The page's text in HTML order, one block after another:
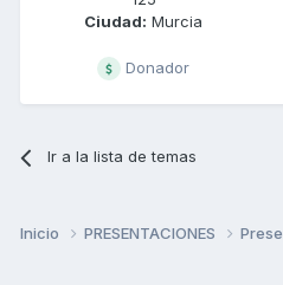
Ciudad: Murcia
Donador
Ir a la lista de temas
Inicio PRESENTACIONES